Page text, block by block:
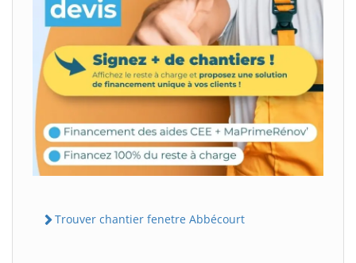
Trouver chantier fenetre Abbécourt